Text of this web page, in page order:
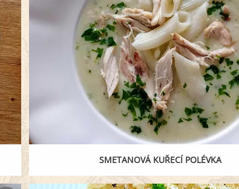
SMETANOVÁ KUŘECÍ POLÉVKA